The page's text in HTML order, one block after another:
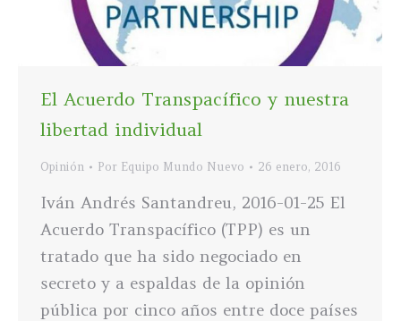
El Acuerdo Transpacífico y nuestra
libertad individual
Opinión Por Equipo Mundo Nuevo 26 enero, 2016
Iván Andrés Santandreu, 2016-01-25 El
Acuerdo Transpacífico (TPP) es un
tratado que ha sido negociado en
secreto y a espaldas de la opinión
pública por cinco años entre doce países